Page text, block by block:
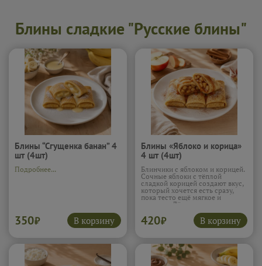
Блины сладкие "Русские блины"
Блины “Сгущенка банан” 4
шт (4шт)
Подробнее...
350₽ В корзину
Блины «Яблоко и корица»
4 шт (4шт)
Блинчики с яблоком и корицей.
Сочные яблоки с тёплой
сладкой корицей создают вкус,
который хочется есть сразу,
пока тесто ещё мягкое и
румяное. Лёгкая сладость и
пряная нотка делают их по
настоящему комфортной едой.
Подробнее...
420₽ В корзину